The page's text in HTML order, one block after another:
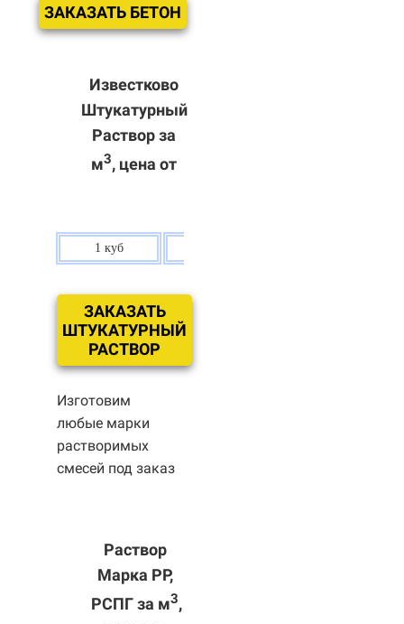
ЗАКАЗАТЬ БЕТОН
Известково
Штукатурный
Раствор за
м3, цена от
1 куб
ЗАКАЗАТЬ
ШТУКАТУРНЫЙ
РАСТВОР
Изготовим
любые марки
растворимых
смесей под заказ
Раствор
Марка РР,
РСПГ за м3,